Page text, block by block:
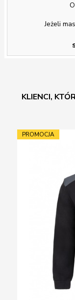
Jeżeli
KLIENCI,
PROMOCJA